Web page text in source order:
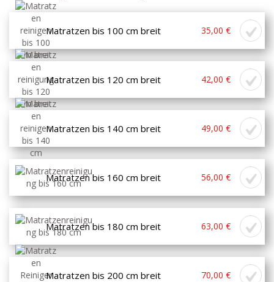
Matratzen bis 100 cm breit 35,00 €
Matratzen bis 120 cm breit 42,00 €
Matratzen bis 140 cm breit 49,00 €
Matratzen bis 160 cm breit 56,00 €
Matratzen bis 180 cm breit 63,00 €
Matratzen bis 200 cm breit 70,00 €